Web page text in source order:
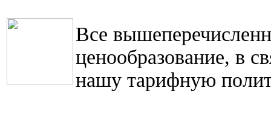
Все
ценообразование, в
нашу тарифную